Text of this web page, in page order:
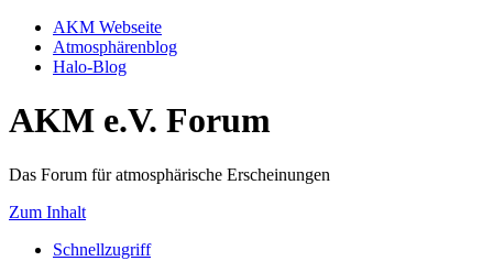
AKM Webseite
Atmosphärenblog
Halo-Blog
AKM e.V. Forum
Das Forum für atmosphärische Erscheinungen
Zum Inhalt
Schnellzugriff